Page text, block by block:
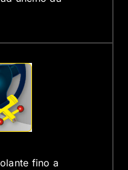
fino a